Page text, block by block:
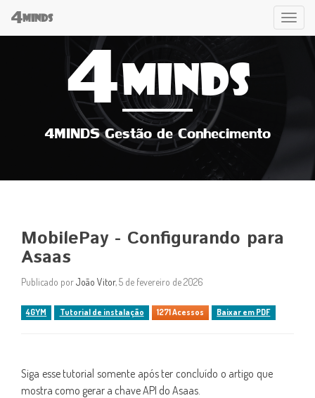
4MINDS 4MINDS
4MINDS Gestão de Conhecimento
MobilePay - Configurando para
Asaas
Publicado porJoão Vitor, 5 de fevereiro de 2026
4GYM Tutorial de instalação 1271 Acessos Baixar em PDF
Siga esse tutorial somente após ter concluído o artigo que
mostra como gerar a chave API do Asaas.